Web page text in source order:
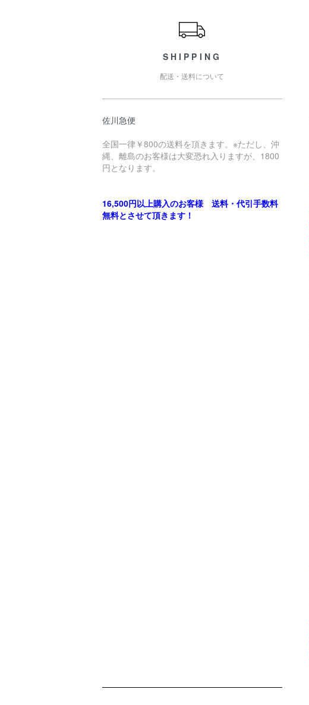
SHIPPING
配送・送料について
佐川急便
全国一律￥800の送料を頂きます。※ただし、沖
縄、離島のお客様は大変恐れ入りますが、1800
円となります。
16,500円以上購入のお客様 送料・代引手数料
無料とさせて頂きます！